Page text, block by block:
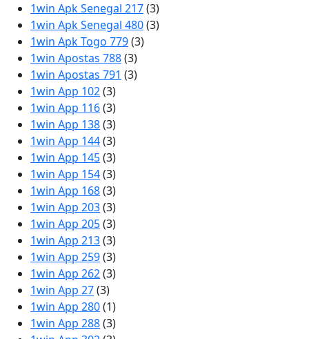
1win Apk Senegal 217(3)
1win Apk Senegal 480(3)
1win Apk Togo 779(3)
1win Apostas 788(3)
1win Apostas 791 (3)
1win App 102(3)
1win App 116(3)
1win App 138(3)
1win App 144(3)
1win App 145(3)
1win App 154(3)
1win App 168(3)
1win App 203(3)
1win App 205(3)
1win App 213(3)
1win App 259(3)
1win App 262(3)
1win App 27(3)
1win App 280(1)
1win App 288(3)